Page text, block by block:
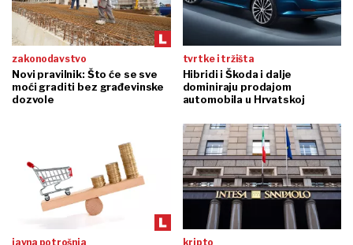
zakonodavstvo
Novi pravilnik: Što će se sve
moći graditi bez građevinske
dozvole
tvrtke i tržišta
Hibridi i Škoda i dalje
dominiraju prodajom
automobila u Hrvatskoj
javna potrošnja kripto